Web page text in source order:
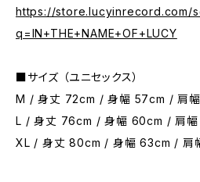
https://store.lucyinrecord.com/
q=IN+THE+NAME+OF+LUCY
■サイズ （ユニセックス）
M / 身丈 72cm / 身幅 57cm / 肩
L / 身丈 76cm / 身幅 60cm / 肩
XL / 身丈 80cm / 身幅 63cm / 肩